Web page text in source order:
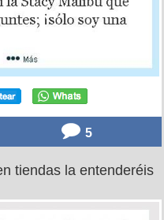
5
tiendas la entenderéis